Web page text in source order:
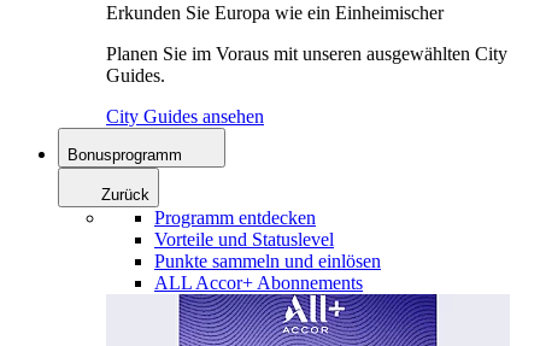
Erkunden Sie Europa wie ein Einheimischer
Planen Sie im Voraus mit unseren ausgewählten City
Guides.
City Guides ansehen
Bonusprogramm
Zurück
Programm entdecken
Vorteile und Statuslevel
Punkte sammeln und einlösen
ALL Accor+ Abonnements